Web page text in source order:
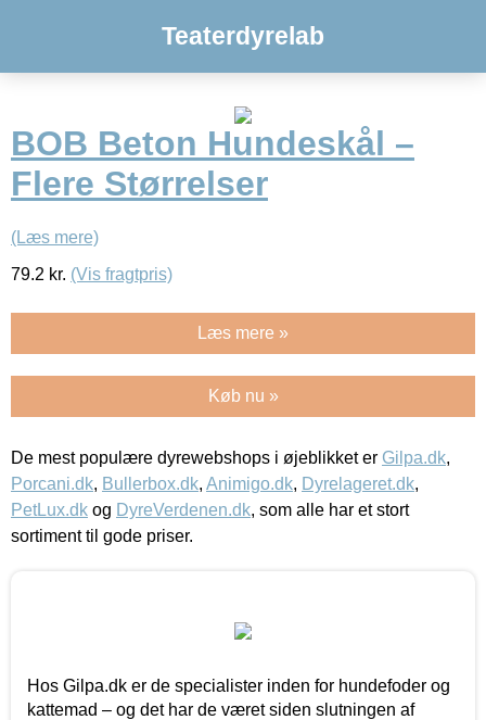
Teaterdyrelab
BOB Beton Hundeskål –
Flere Størrelser
(Læs mere)
79.2 kr. (Vis fragtpris)
Læs mere »
Køb nu »
De mest populære dyrewebshops i øjeblikket er Gilpa.dk,
Porcani.dk, Bullerbox.dk, Animigo.dk, Dyrelageret.dk,
PetLux.dk og DyreVerdenen.dk, som alle har et stort
sortiment til gode priser.
Hos Gilpa.dk er de specialister inden for hundefoder og
kattemad – og det har de været siden slutningen af